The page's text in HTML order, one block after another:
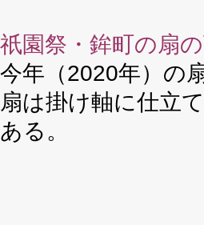
祇園祭・鉾町の扇
今年（2020年）の
扇は掛け軸に仕立
ある。